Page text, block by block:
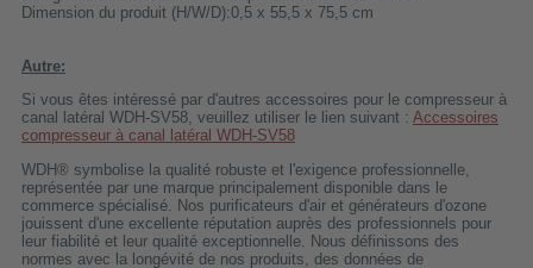
Dimension du produit (H/W/D):0,5 x 55,5 x 75,5 cm
Autre:
Si vous êtes intéressé par d'autres accessoires pour le compresseur à
canal latéral WDH-SV58, veuillez utiliser le lien suivant : Accessoires
compresseur à canal latéral WDH-SV58
WDH® symbolise la qualité robuste et l'exigence professionnelle,
représentée par une marque principalement disponible dans le
commerce spécialisé. Nos purificateurs d'air et générateurs d'ozone
jouissent d'une excellente réputation auprès des professionnels pour
leur fiabilité et leur qualité exceptionnelle. Nous définissons des
normes avec la longévité de nos produits, des données de